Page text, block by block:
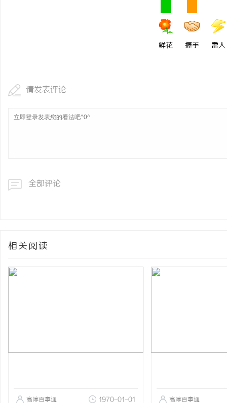
鲜花 握手 雷人
请发表评论
全部评论
相关阅读
高淳百事通 1970-01-01 高淳百事通